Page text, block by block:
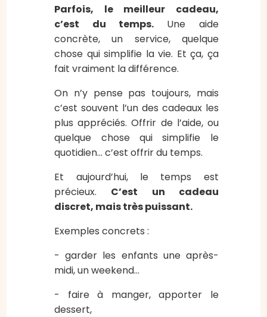
Parfois, le meilleur cadeau,
c’est du temps. Une aide
concrète, un service, quelque
chose qui simplifie la vie. Et ça, ça
fait vraiment la différence.
On n’y pense pas toujours, mais
c’est souvent l’un des cadeaux les
plus appréciés. Offrir de l’aide, ou
quelque chose qui simplifie le
quotidien… c’est offrir du temps.
Et aujourd’hui, le temps est
précieux. C’est un cadeau
discret, mais très puissant.
Exemples concrets :
- garder les enfants une après-
midi, un weekend…
- faire à manger, apporter le
dessert,